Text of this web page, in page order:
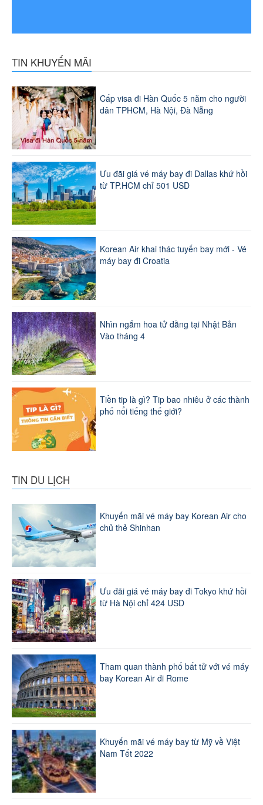
TIN KHUYẾN MÃI
Cấp visa đi Hàn Quốc 5 năm cho người
dân TPHCM, Hà Nội, Đà Nẵng
Ưu đãi giá vé máy bay đi Dallas khứ hồi
từ TP.HCM chỉ 501 USD
Korean Air khai thác tuyến bay mới - Vé
máy bay đi Croatia
Nhìn ngắm hoa tử đằng tại Nhật Bản
Vào tháng 4
Tiền tip là gì? Tip bao nhiêu ở các thành
phố nổi tiếng thế giới?
TIN DU LỊCH
Khuyến mãi vé máy bay Korean Air cho
chủ thẻ Shinhan
Ưu đãi giá vé máy bay đi Tokyo khứ hồi
từ Hà Nội chỉ 424 USD
Tham quan thành phố bất tử với vé máy
bay Korean Air đi Rome
Khuyến mãi vé máy bay từ Mỹ về Việt
Nam Tết 2022